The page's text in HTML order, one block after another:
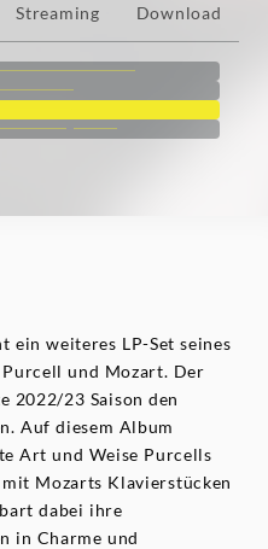
Streaming Download
weiteres LP-Set seines
und Mozart. Der
2022/23 Saison den
Auf diesem Album
Art und Weise Purcells
Mozarts Klavierstücken
dabei ihre
in Charme und